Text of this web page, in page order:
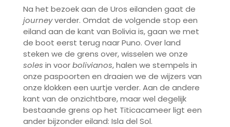
Na het bezoek aan de Uros eilanden gaat de
journeyverder. Omdat de volgende stop een
eiland aan de kant van Bolivia is, gaan we met
de boot eerst terug naar Puno. Over land
steken we de grens over, wisselen we onze
soles in voorbolivianos, halen we stempels in
onze paspoorten en draaien we de wijzers van
onze klokken een uurtje verder. Aan de andere
kant van de onzichtbare, maar wel degelijk
bestaande grens op het Titicacameer ligt een
ander bijzonder eiland: Isla del Sol.